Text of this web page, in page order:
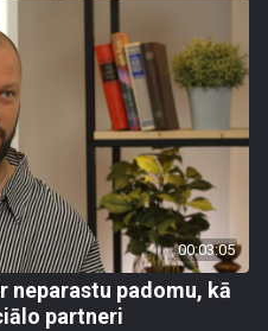
00:03:05
neparastu padomu, kā
partneri